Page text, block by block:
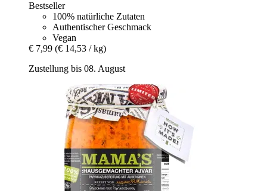
Bestseller
100% natürliche Zutaten
Authentischer Geschmack
Vegan
€ 7,99 (€ 14,53 / kg)
Zustellung bis 08. August